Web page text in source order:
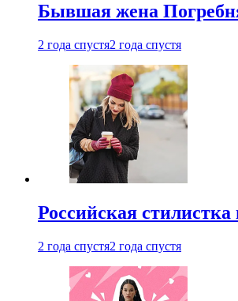
Бывшая жена
2 года спустя2 года спустя
Российская
2 года спустя2 года спустя